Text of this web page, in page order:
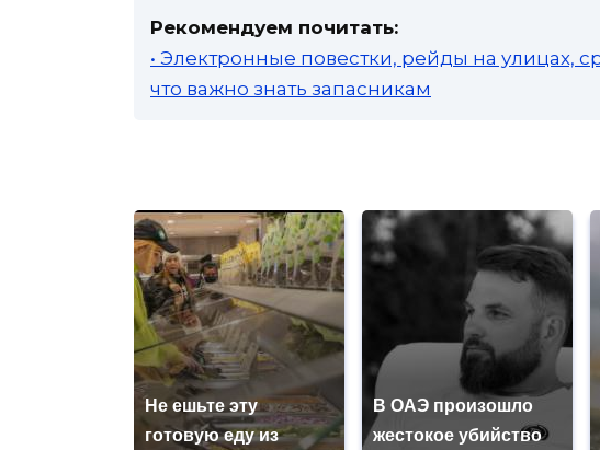
Рекомендуем почитать:
• Электронные повестки, рейды на улицах,
что важно знать запасникам
Не ешьте эту
готовую еду из
В ОАЭ произошло
жестокое убийство